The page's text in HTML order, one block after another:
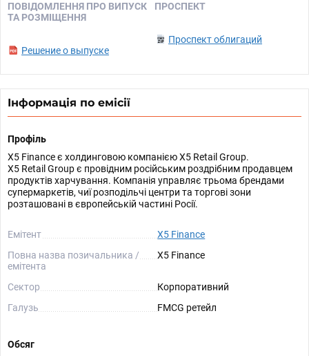
ПОВІДОМЛЕННЯ ПРО ВИПУСК
ТА РОЗМІЩЕННЯ
Решение о выпуске
ПРОСПЕКТ
Проспект облигаций
Інформація по емісії
Профіль
X5 Finance є холдинговою компанією X5 Retail Group.
X5 Retail Group є провідним російським роздрібним продавцем
продуктів харчування. Компанія управляє трьома брендами
супермаркетів, чиї розподільчі центри та торгові зони
розташовані в європейській частині Росії.
Емітент
X5 Finance
Повна назва позичальника /
емітента
X5 Finance
Сектор
Корпоративний
Галузь
FMCG ретейл
Обсяг